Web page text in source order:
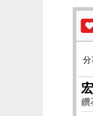
分
鑽